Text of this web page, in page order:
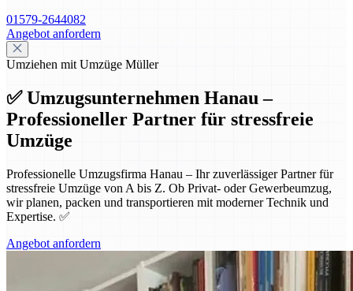
01579-2644082
Angebot anfordern
Umziehen mit Umzüge Müller
✅ Umzugsunternehmen Hanau –
Professioneller Partner für stressfreie
Umzüge
Professionelle Umzugsfirma Hanau – Ihr zuverlässiger Partner für
stressfreie Umzüge von A bis Z. Ob Privat- oder Gewerbeumzug,
wir planen, packen und transportieren mit moderner Technik und
Expertise. ✅
Angebot anfordern